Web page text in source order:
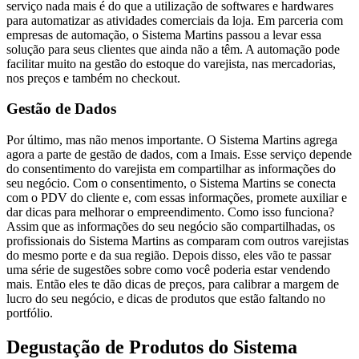
serviço nada mais é do que a utilização de softwares e hardwares
para automatizar as atividades comerciais da loja. Em parceria com
empresas de automação, o Sistema Martins passou a levar essa
solução para seus clientes que ainda não a têm. A automação pode
facilitar muito na gestão do estoque do varejista, nas mercadorias,
nos preços e também no checkout.
Gestão de Dados
Por último, mas não menos importante. O Sistema Martins agrega
agora a parte de gestão de dados, com a Imais. Esse serviço depende
do consentimento do varejista em compartilhar as informações do
seu negócio. Com o consentimento, o Sistema Martins se conecta
com o PDV do cliente e, com essas informações, promete auxiliar e
dar dicas para melhorar o empreendimento. Como isso funciona?
Assim que as informações do seu negócio são compartilhadas, os
profissionais do Sistema Martins as comparam com outros varejistas
do mesmo porte e da sua região. Depois disso, eles vão te passar
uma série de sugestões sobre como você poderia estar vendendo
mais. Então eles te dão dicas de preços, para calibrar a margem de
lucro do seu negócio, e dicas de produtos que estão faltando no
portfólio.
Degustação de Produtos do Sistema